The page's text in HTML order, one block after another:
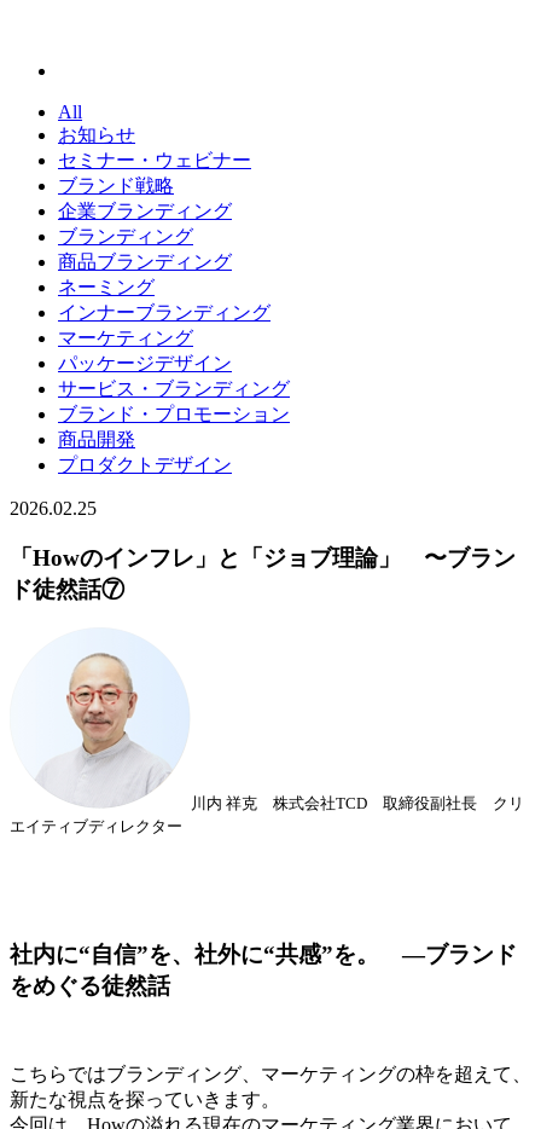
All
お知らせ
セミナー・ウェビナー
ブランド戦略
企業ブランディング
ブランディング
商品ブランディング
ネーミング
インナーブランディング
マーケティング
パッケージデザイン
サービス・ブランディング
ブランド・プロモーション
商品開発
プロダクトデザイン
2026.02.25
「Howのインフレ」と「ジョブ理論」 〜ブラン
ド徒然話⑦
川内 祥克 株式会社TCD 取締役副社長 クリ
エイティブディレクター
社内に“自信”を、社外に“共感”を。 ―ブランド
をめぐる徒然話
こちらではブランディング、マーケティングの枠を超えて、
新たな視点を探っていきます。